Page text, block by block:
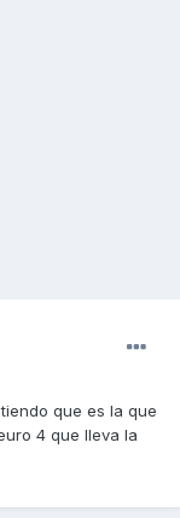
que es la que
4 que lleva la